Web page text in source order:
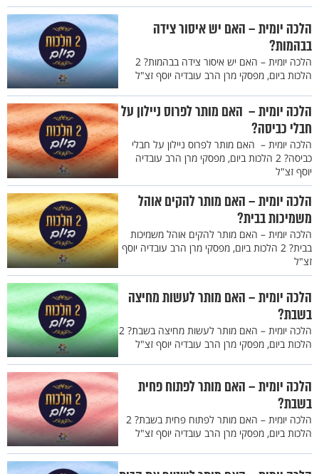
הלכה יומית – האם יש איסור צידה
בבהמות?
הלכה יומית – האם יש איסור צידה בבהמות? 2
הלכות ביום, מפסקי מרן הרב עובדיה יוסף זצ"ל
הלכה יומית – האם מותר לפרוס ניילון על
חבלי כביסה?
הלכה יומית – האם מותר לפרוס ניילון על חבלי
כביסה? 2 הלכות ביום, מפסקי מרן הרב עובדיה
יוסף זצ"ל
הלכה יומית – האם מותר להקים אוהל
משמיכות בבית?
הלכה יומית – האם מותר להקים אוהל משמיכות
בבית? 2 הלכות ביום, מפסקי מרן הרב עובדיה יוסף
זצ"ל
הלכה יומית – האם מותר לעשות מחיצה
בשבת?
הלכה יומית – האם מותר לעשות מחיצה בשבת? 2
הלכות ביום, מפסקי מרן הרב עובדיה יוסף זצ"ל
הלכה יומית – האם מותר לפתוח פחית
בשבת?
הלכה יומית – האם מותר לפתוח פחית בשבת? 2
הלכות ביום, מפסקי מרן הרב עובדיה יוסף זצ"ל